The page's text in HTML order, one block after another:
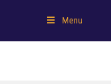
Menu